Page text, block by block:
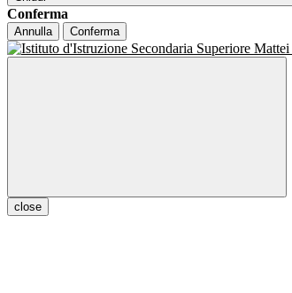
Conferma
Annulla Conferma
close